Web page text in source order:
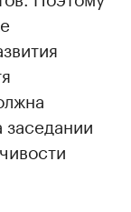
заседании